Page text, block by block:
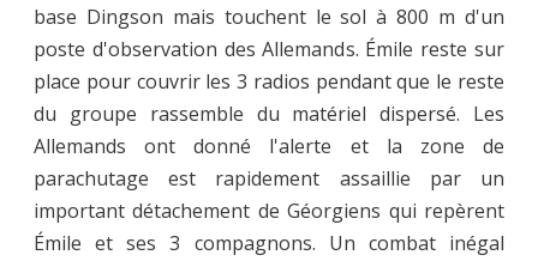
base Dingson mais touchent le sol à 800 m d'un
poste d'observation des Allemands. Émile reste sur
place pour couvrir les 3 radios pendant que le reste
du groupe rassemble du matériel dispersé. Les
Allemands ont donné l'alerte et la zone de
parachutage est rapidement assaillie par un
important détachement de Géorgiens qui repèrent
Émile et ses 3 compagnons. Un combat inégal